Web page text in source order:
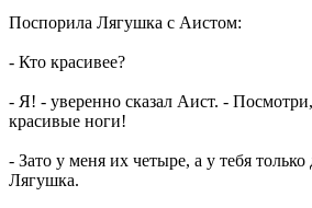
Поспорила Лягушка с Аистом:
- Кто красивее?
- Я! - уверенно сказал Аист. -
красивые ноги!
- Зато у меня их четыре, а у тебя только
Лягушка.